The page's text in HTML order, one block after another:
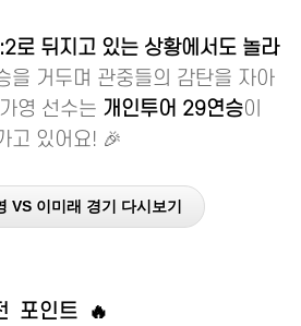
로 뒤지고 있는 상황에서도 놀라
을 거두며 관중들의 감탄을 자아
영 선수는 개인투어 29연승이
고 있어요! 🎉
VS 이미래 경기 다시보기
포인트 🔥